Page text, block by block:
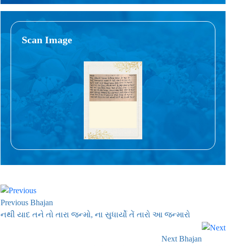
Scan Image
Previous Bhajan
નથી યાદ તને તો તારા જન્મો, ના સુધાર્યો તેં તારો આ જન્મારો
Next Bhajan